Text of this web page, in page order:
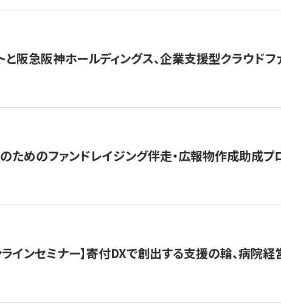
と阪急阪神ホールディングス、企業支援型クラウドフ
ためのファンドレイジング伴走・広報物作成助成プ
インセミナー】寄付DXで創出する支援の輪、病院